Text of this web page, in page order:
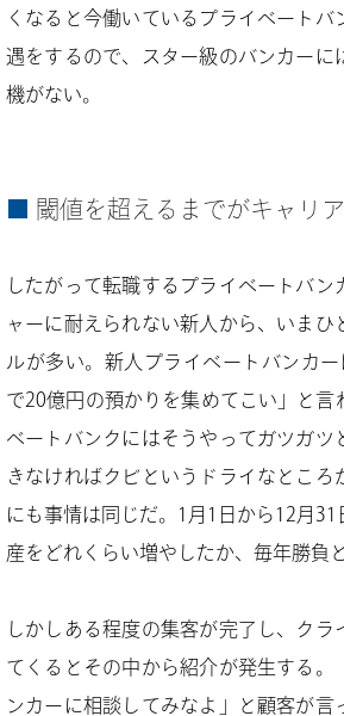
くなると今働いているプライベートバ
遇をするので、スター級のバンカーに
機がない。
閾値を超えるまでがキャリ
したがって転職するプライベートバン
ャーに耐えられない新人から、いまひ
ルが多い。新人プライベートバンカ
で20億円の預かりを集めてこい」と言
ベートバンクにはそうやってガツガツ
きなければクビというドライなところ
にも事情は同じだ。1月1日から12月
産をどれくらい増やしたか、毎年勝負
しかしある程度の集客が完了し、クラ
てくるとその中から紹介が発生する。
ンカーに相談してみなよ」と顧客が言